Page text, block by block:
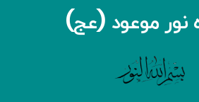
نور موعود (عج)